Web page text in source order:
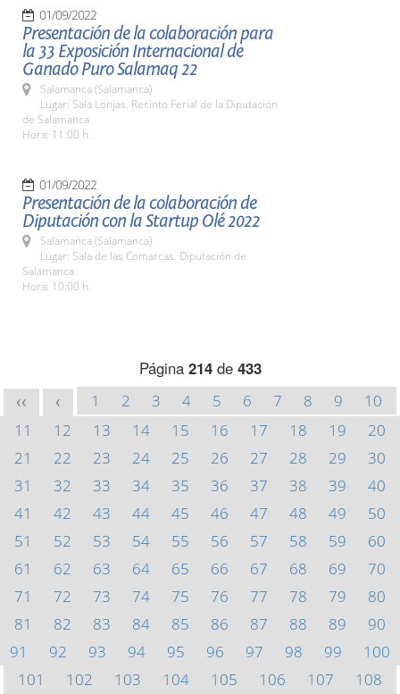
01/09/2022
Presentación de la colaboración para
la 33 Exposición Internacional de
Ganado Puro Salamaq 22
Salamanca (Salamanca)
Lugar: Sala Lonjas. Recinto Ferial de la Diputación
de Salamanca
Hora: 11:00 h.
01/09/2022
Presentación de la colaboración de
Diputación con la Startup Olé 2022
Salamanca (Salamanca)
Lugar: Sala de las Comarcas. Diputación de
Salamanca
Hora: 10:00 h.
Página 214de 433
<< < 1 2 3 4 5 6 7 8 9
10
11
12 13 14 15 16 17 18 19
20
21
22 23 24 25 26 27 28 29
30
31
32 33 34 35 36 37 38 39
40
41
42 43 44 45 46 47 48 49
50
51
52 53 54 55 56 57 58 59
60
61
62 63 64 65 66 67 68 69
70
71
72 73 74 75 76 77 78 79
80
81
82 83 84 85 86 87 88 89
90
91
92 93 94 95 96 97 98 99
100
101
102 103 104 105 106 107
108